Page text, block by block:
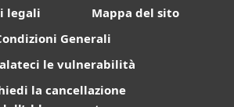
legali
Mappa del sito
Generali
le vulnerabilità
la cancellazione